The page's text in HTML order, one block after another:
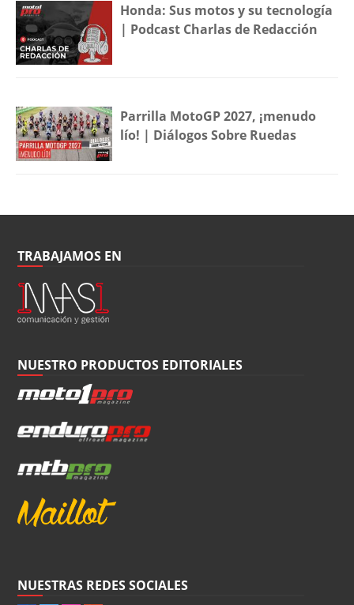
Honda: Sus motos y su tecnología
| Podcast Charlas de Redacción
Parrilla MotoGP 2027, ¡menudo
lío! | Diálogos Sobre Ruedas
TRABAJAMOS EN
NUESTRO PRODUCTOS EDITORIALES
NUESTRAS REDES SOCIALES